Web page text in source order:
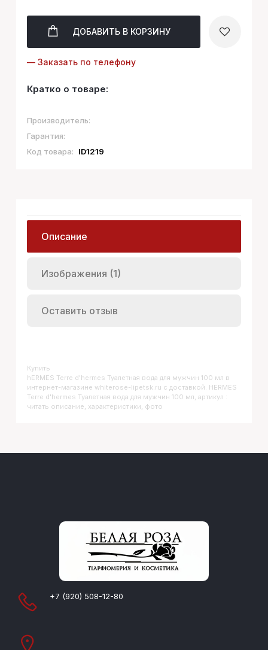
ДОБАВИТЬ В КОРЗИНУ
— Заказать по телефону
Кратко о товаре:
Производитель:
Гарантия:
Код товара:
ID1219
Описание
Изображения (1)
Оставить отзыв
Купить
HERMES Terre d'hermes Туалетная вода для мужчин 100 мл в
интернет-магазине whiterose-lipetsk.ru с доставкой. HERMES
Terre d'hermes Туалетная вода для мужчин 100 мл, артикул :
читать описание, характеристики, фото
+7 (920) 508-12-80